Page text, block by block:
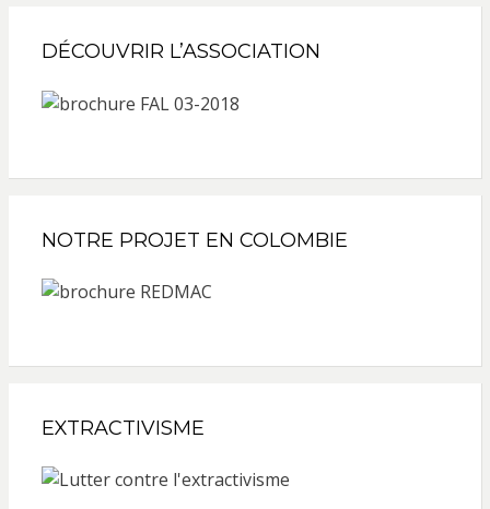
DÉCOUVRIR L’ASSOCIATION
NOTRE PROJET EN COLOMBIE
EXTRACTIVISME